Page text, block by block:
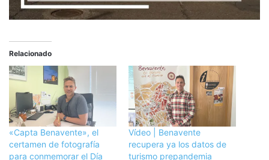
Relacionado
«Capta Benavente», el
certamen de fotografía
para conmemorar el Día
Vídeo | Benavente
recupera ya los datos de
turismo prepandemia